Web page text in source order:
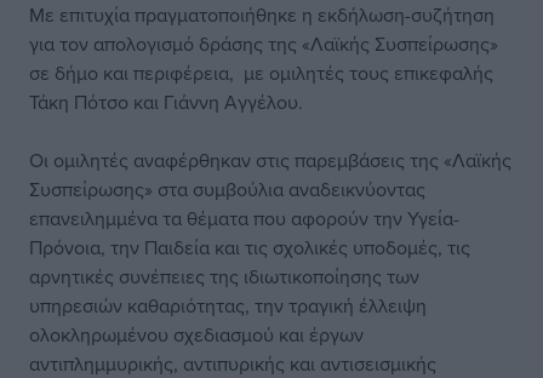
Με επιτυχία πραγματοποιήθηκε η εκδήλωση-συζήτηση
για τον απολογισμό δράσης της «Λαϊκής Συσπείρωσης»
σε δήμο και περιφέρεια, με ομιλητές τους επικεφαλής
Τάκη Πότσο και Γιάννη Αγγέλου.
Οι ομιλητές αναφέρθηκαν στις παρεμβάσεις της «Λαϊκής
Συσπείρωσης» στα συμβούλια αναδεικνύοντας
επανειλημμένα τα θέματα που αφορούν την Υγεία-
Πρόνοια, την Παιδεία και τις σχολικές υποδομές, τις
αρνητικές συνέπειες της ιδιωτικοποίησης των
υπηρεσιών καθαριότητας, την τραγική έλλειψη
ολοκληρωμένου σχεδιασμού και έργων
αντιπλημμυρικής, αντιπυρικής και αντισεισμικής